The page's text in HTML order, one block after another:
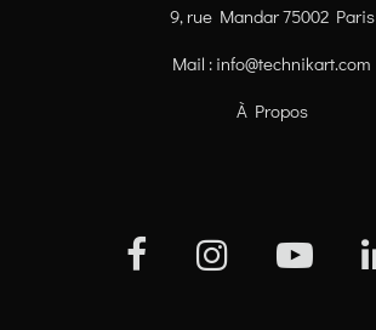
9, rue Mandar 75002 Paris
Mail : info@technikart.com
À Propos